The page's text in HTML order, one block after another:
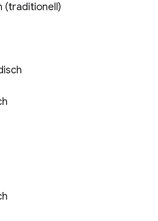
(traditionell)